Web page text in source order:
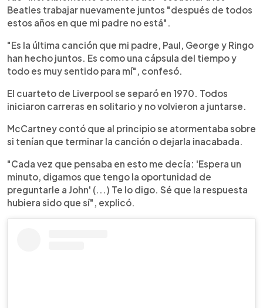
Beatles trabajar nuevamente juntos "después de todos
estos años en que mi padre no está".
"Es la última canción que mi padre, Paul, George y Ringo
han hecho juntos. Es como una cápsula del tiempo y
todo es muy sentido para mí", confesó.
El cuarteto de Liverpool se separó en 1970. Todos
iniciaron carreras en solitario y no volvieron a juntarse.
McCartney contó que al principio se atormentaba sobre
si tenían que terminar la canción o dejarla inacabada.
"Cada vez que pensaba en esto me decía: 'Espera un
minuto, digamos que tengo la oportunidad de
preguntarle a John' (...) Te lo digo. Sé que la respuesta
hubiera sido que sí", explicó.